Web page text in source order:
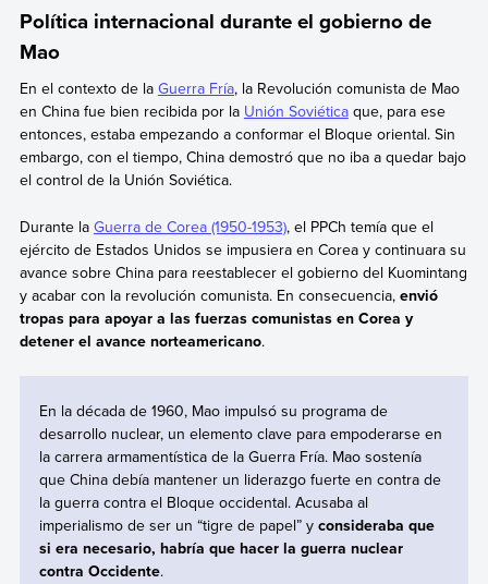
Política internacional durante el gobierno de
Mao
En el contexto de la Guerra Fría, la Revolución comunista de Mao
en China fue bien recibida por la Unión Soviéticaque, para ese
entonces, estaba empezando a conformar el Bloque oriental. Sin
embargo, con el tiempo, China demostró que no iba a quedar bajo
el control de la Unión Soviética.
Durante la Guerra de Corea (1950-1953), el PPCh temía que el
ejército de Estados Unidos se impusiera en Corea y continuara su
avance sobre China para reestablecer el gobierno del Kuomintang
y acabar con la revolución comunista. En consecuencia, envió
tropas para apoyar a las fuerzas comunistas en Corea y
detener el avance norteamericano.
En la década de 1960, Mao impulsó su programa de
desarrollo nuclear, un elemento clave para empoderarse en
la carrera armamentística de la Guerra Fría. Mao sostenía
que China debía mantener un liderazgo fuerte en contra de
la guerra contra el Bloque occidental. Acusaba al
imperialismo de ser un “tigre de papel” y consideraba que
si era necesario, habría que hacer la guerra nuclear
contra Occidente.